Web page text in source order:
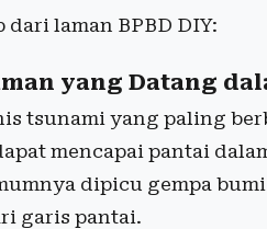
laman BPBD DIY:
yang Datang
tsunami yang paling
mencapai pantai
dipicu gempa
garis pantai.